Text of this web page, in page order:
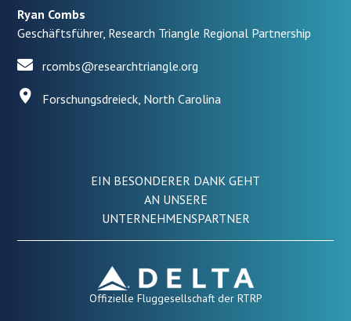
Ryan Combs
Geschäftsführer, Research Triangle Regional Partnership
rcombs@researchtriangle.org
Forschungsdreieck, North Carolina
EIN BESONDERER DANK GEHT
AN UNSERE
UNTERNEHMENSPARTNER
Offizielle Fluggesellschaft der RTRP